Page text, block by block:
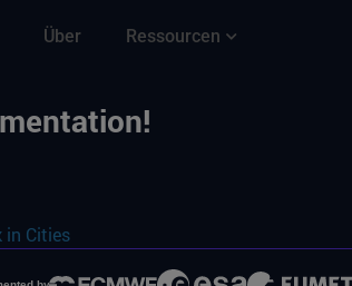
Über Ressourcen